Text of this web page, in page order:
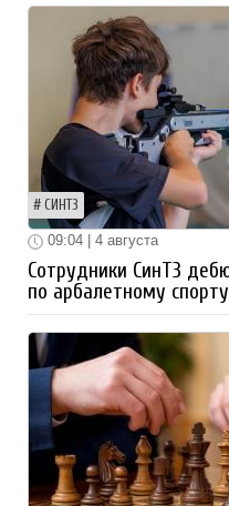
СИНТЗ
09:04 | 4 августа
Сотрудники СинТЗ
по арбалетному